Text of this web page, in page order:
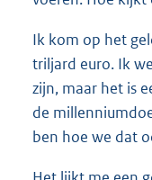
Ik kom op het
triljard euro. Ik
zijn, maar het is
de
ben hoe we dat